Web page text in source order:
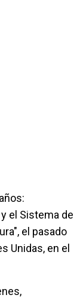
el Sistema de
el pasado
Unidas, en el